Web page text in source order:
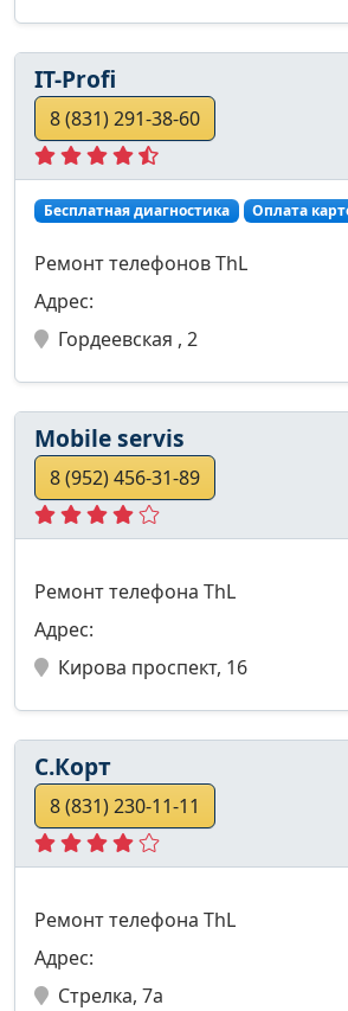
IT-Profi
8 (831) 291-38-60
Бесплатная диагностика Оплата
Ремонт телефонов ThL
Адрес:
Гордеевская , 2
Mobile servis
8 (952) 456-31-89
Ремонт телефона ThL
Адрес:
Кирова проспект, 16
С.Корт
8 (831) 230-11-11
Ремонт телефона ThL
Адрес:
Стрелка, 7а